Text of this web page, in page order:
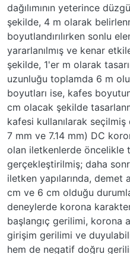
dağılımının yeterince
şekilde, 4 m olarak
boyutlandırılırken sonlu
yararlanılmış ve kenar
şekilde, 1'er m olarak
uzunluğu toplamda 6 m
boyutları ise, kafes
cm olacak şekilde
kafesi kullanılarak
7 mm ve 7.14 mm) DC
olan iletkenlerde öncelikle
gerçekleştirilmiş; daha
iletken yapılarında, demet
cm ve 6 cm olduğu
deneylerde korona
başlangıç gerilimi, korona
girişim gerilimi ve
hem de negatif doğru